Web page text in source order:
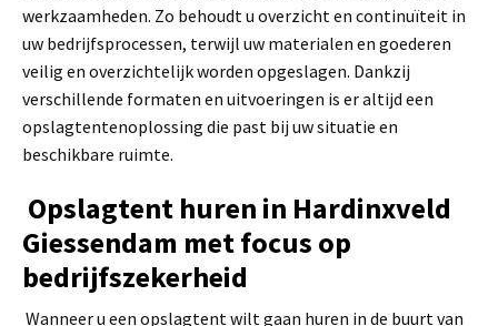
werkzaamheden. Zo behoudt u overzicht en continuïteit in
uw bedrijfsprocessen, terwijl uw materialen en goederen
veilig en overzichtelijk worden opgeslagen. Dankzij
verschillende formaten en uitvoeringen is er altijd een
opslagtentenoplossing die past bij uw situatie en
beschikbare ruimte.
Opslagtent huren in Hardinxveld
Giessendam met focus op
bedrijfszekerheid
Wanneer u een opslagtent wilt gaan huren in de buurt van